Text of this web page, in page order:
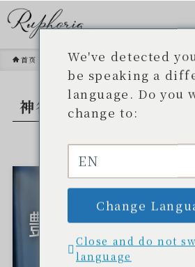
首页 神谷理惠
神谷理惠 - TAG -.
We've detected
be speaking a
language. Do you
change to:
EN
Change
Close and do not
language